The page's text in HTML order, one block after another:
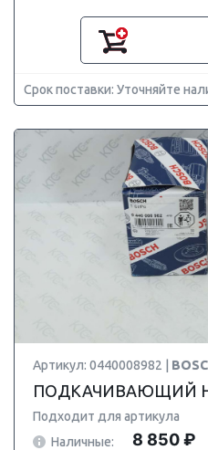
Срок поставки: Уточняйте
Артикул: 0440008982 |
ПОДКАЧИВАЮЩИЙ
Подходит для артикула
Наличные:
8 850 ₽